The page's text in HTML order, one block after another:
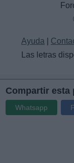
Ayuda
Las letras
Compartir esta
Whatsapp